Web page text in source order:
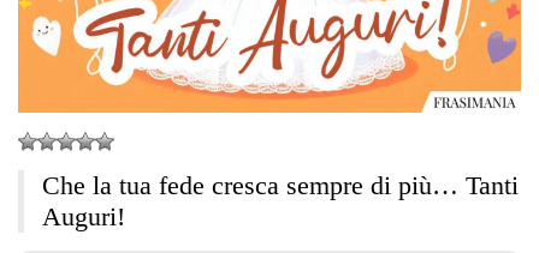
Che la tua fede cresca sempre di più… Tanti
Auguri!